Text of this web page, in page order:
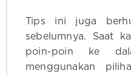
Tips ini juga
sebelumnya. Saat
poin-poin ke
menggunakan